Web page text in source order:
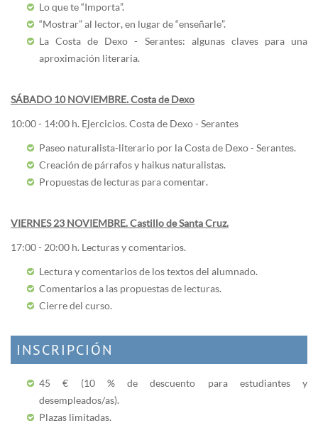
Lo que te “Importa”.
“Mostrar” al lector, en lugar de “enseñarle”.
La Costa de Dexo - Serantes: algunas claves para una
aproximación literaria.
SÁBADO 10 NOVIEMBRE. Costa de Dexo
10:00 - 14:00 h. Ejercicios. Costa de Dexo - Serantes
Paseo naturalista-literario por la Costa de Dexo - Serantes.
Creación de párrafos y haikus naturalistas.
Propuestas de lecturas para comentar.
VIERNES 23 NOVIEMBRE. Castillo de Santa Cruz.
17:00 - 20:00 h. Lecturas y comentarios.
Lectura y comentarios de los textos del alumnado.
Comentarios a las propuestas de lecturas.
Cierre del curso.
INSCRIPCIÓN
45 € (10 % de descuento para estudiantes y
desempleados/as).
Plazas limitadas.